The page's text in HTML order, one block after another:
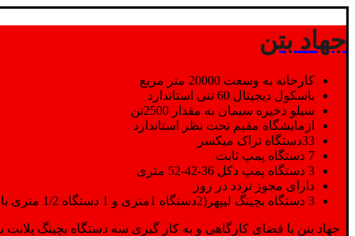
جهاد بتن
کارخانه به وسعت 20000 متر مربع
باسکول دیجیتال 60 تنی استاندارد
سیلو ذخیره سیمان به مقدار 2500تن
ازمایشگاه مقیم تحت نظر استاندارد
33دستگاه تراک میکسر
7 دستگاه پمپ ثابت
3 دستگاه پمپ دکل 36-42-52 متری
دارای مجوز تردد در روز
3 دستگاه بچینگ لیپهر(2دستگاه 1متری و 1 دستگاه 1/2 متری با توان تولید 150 متر مکعب در ساعت)
جهاد بتن با فضای کارگاهی و به کار گیری سه دستگاه بچینگ پلانت با ظرفیت 2500 تن در کنار پرسنل متخصص و پر تلاش واحدهای تولید و ازمایشگاه,بتن با کیفیت را برای واحد